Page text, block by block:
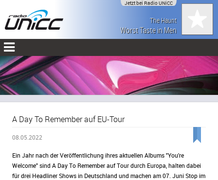
Jetzt bei Radio UNiCC
The Haunt
Worst Taste in Men
A Day To Remember auf EU-Tour
08.05.2022
Ein Jahr nach der Veröffentlichung ihres aktuellen Albums "You're
Welcome" sind A Day To Remember auf Tour durch Europa, halten dabei
für drei Headliner Shows in Deutschland und machen am 07. Juni Stop im